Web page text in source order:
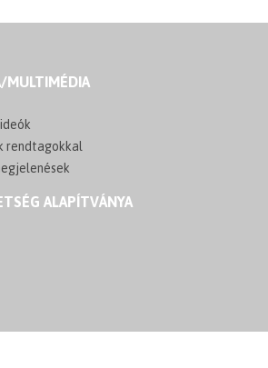
MULTIMÉDIA
rendtagokkal
ALAPÍTVÁNYA